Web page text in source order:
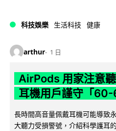
科技娛樂 生活科技 健康
arthur 1 日
AirPods 用家注意
耳機用戶謹守「
長時間高音量佩戴耳機可能導致
大聽力受損警號，介紹科學護耳